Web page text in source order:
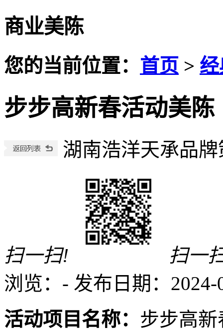
商业美陈
您的当前位置： 首页 >
步步高新春活动美陈
湖南浩洋天承品
扫一扫!
扫一
浏览： - 发布日期：2024-
活动项目名称： 步步高